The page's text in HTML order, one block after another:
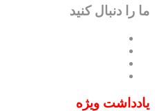
ما را دنبال کنید
یادداشت ویژه